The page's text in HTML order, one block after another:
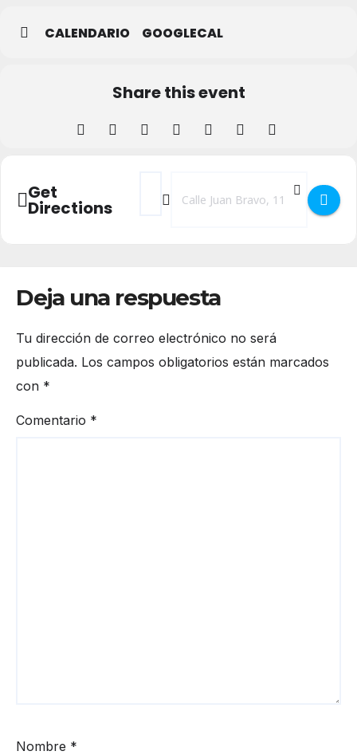
CALENDARIO GOOGLECAL
Share this event
Get
Directions
Address - Exposición 'La música
Destination Address - Exposición
Deja una respuesta
Tu dirección de correo electrónico no será
publicada. Los campos obligatorios están marcados
con *
Comentario *
Nombre *